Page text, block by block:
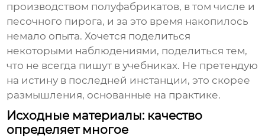
производством полуфабрикатов, в том числе и
песочного пирога, и за это время накопилось
немало опыта. Хочется поделиться
некоторыми наблюдениями, поделиться тем,
что не всегда пишут в учебниках. Не претендую
на истину в последней инстанции, это скорее
размышления, основанные на практике.
Исходные материалы: качество
определяет многое